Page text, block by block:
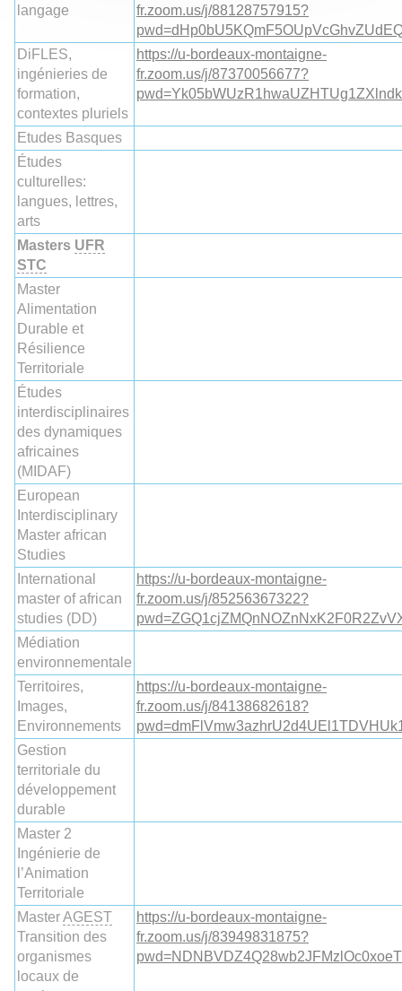
langage
fr.zoom.us/j/88128757915?
DiFLES,
ingénieries de
formation,
contextes pluriels
https://u-bordeaux-montaigne-
fr.zoom.us/j/87370056677?
Etudes Basques
Études
culturelles:
langues, lettres,
arts
Masters UFR
STC
Master
Alimentation
Durable et
Résilience
Territoriale
Études
interdisciplinaires
des dynamiques
africaines
(MIDAF)
European
Interdisciplinary
Master african
Studies
International
master of african
studies (DD)
https://u-bordeaux-montaigne-
fr.zoom.us/j/85256367322?
Médiation
environnementale
Territoires,
Images,
Environnements
https://u-bordeaux-montaigne-
fr.zoom.us/j/84138682618?
Gestion
territoriale du
développement
durable
Master 2
Ingénierie de
l’Animation
Territoriale
MasterAGEST
Transition des
organismes
locaux de
https://u-bordeaux-montaigne-
fr.zoom.us/j/83949831875?